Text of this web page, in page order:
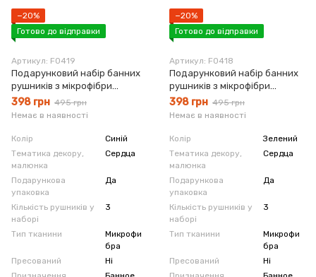
−20%
Готово до відправки
Артикул: F0419
Подарунковий набір банних
рушників з мікрофібри
Сердечки синій
398 грн 495 грн
Немає в наявності
Колір
Синій
Тематика декору,
малюнка
Сердца
Подарункова
упаковка
Да
Кількість рушників у
наборі
3
Тип тканини
Микрофи
бра
Пресований
Ні
−20%
Готово до відправки
Артикул: F0418
Подарунковий набір банних
рушників з мікрофібри
Сердечки зелений
398 грн 495 грн
Немає в наявності
Колір
Зелений
Тематика декору,
малюнка
Сердца
Подарункова
упаковка
Да
Кількість рушників у
наборі
3
Тип тканини
Микрофи
бра
Пресований
Ні